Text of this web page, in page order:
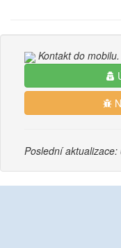
Kontakt do mobilu.
Poslední